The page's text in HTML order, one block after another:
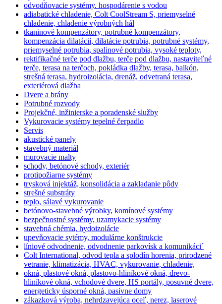
odvodňovacie systémy. hospodárenie s vodou
adiabatické chladenie, Colt CoolStream S, priemyselné
chladenie, chladenie výrobných hál
tkaninové kompenzátory, potrubné kompenzátory,
kompenzácia dilatácií, dilatácie potrubia, potrubné systémy,
priemyselné potrubia, spalinové potrubia, vysoké teploty,
rektifikačné terče pod dlažbu, terče pod dlažbu, nastaviteľné
terče, terasa na terčoch, pokládka dlažby, terasa, balkón,
strešná terasa, hydroizolácia, drenáž, odvetraná terasa,
exteriérová dlažba
Dvere a brány
Potrubné rozvody
Projekčné, inžinierske a poradenské služby
Vykurovacie systémy tepelné čerpadlo
Servis
akustické panely
stavebný materiál
murovacie malty
schody, betónové schody, exteriér
protipožiarne systémy
trysková injektáž, konsolidácia a zakladanie pôdy
strešné substráty
teplo, sálavé vykurovanie
betónovo-stavebné výrobky, komínové systémy
bezpečnostné systémy, uzamykacie systémy
stavebná chémia, hydoizolácie
upevňovacie sytémy, modulárne konštrukcie
líniové odvodnenie, odvodnenie parkovísk a komunikáci´
Colt International, odvod tepla a splodín horenia, prirodzené
vetranie, klimatizácia, HVAC, vykurovanie, chladenie,
okná, plastové okná, plastovo-hliníkové okná, drevo-
hliníkové okná, vchodové dvere, HS portály, posuvné dvere,
energeticky úsporné okná, pasívne domy
zákazková výroba, nehrdzavejúca oceľ, nerez, laserové